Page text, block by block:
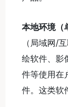
本地环境（
（局域网/
绘软件、影
件等使用在
件。这类软